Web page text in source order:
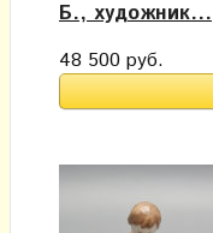
Б., художник...
48 500 руб.